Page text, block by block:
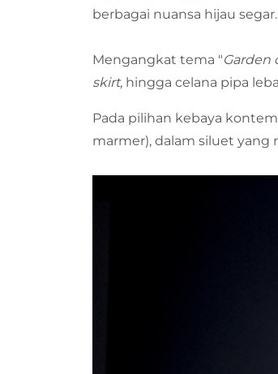
berbagai nuansa hijau
Mengangkat tema "Garden
skirt, hingga celana pipa
Pada pilihan kebaya
marmer), dalam siluet